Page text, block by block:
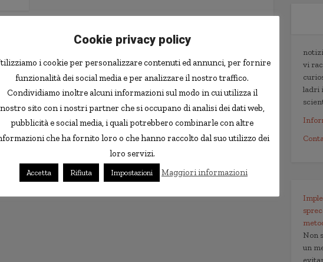
vi
ladri
Non
un
Cookie privacy policy
i cookie per personalizzare contenuti ed annunci, per fornire
funzionalità dei social media e per analizzare il nostro traffico.
Condividiamo inoltre alcuni informazioni sul modo in cui utilizza il
nostro sito con i nostri partner che si occupano di analisi dei dati web,
pubblicità e social media, i quali potrebbero combinarle con altre
che ha fornito loro o che hanno raccolto dal suo utilizzo dei
loro servizi.
Accetta Rifiuta Impostazioni Maggiori informazioni